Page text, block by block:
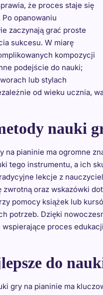
że proces staje się
opanowaniu
zaczynają grać proste
sukcesu. W miarę
kompozycji
podejście do nauki;
lub stylach
od wieku ucznia,
nauki
na pianinie ma ogromne
tego instrumentu, a ich
lekcje z
oraz wskazówki
pomocy książek lub
potrzeb. Dzięki
proces
do
gry na pianinie ma